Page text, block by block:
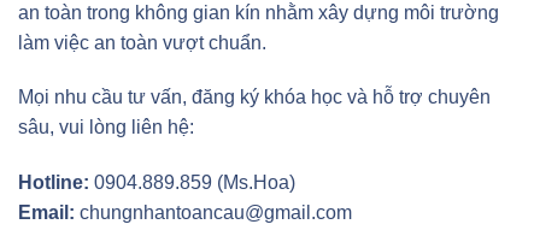
an toàn trong không gian kín nhằm xây dựng môi trường
làm việc an toàn vượt chuẩn.
Mọi nhu cầu tư vấn, đăng ký khóa học và hỗ trợ chuyên
sâu, vui lòng liên hệ:
Hotline: 0904.889.859 (Ms.Hoa)
Email: chungnhantoancau@gmail.com